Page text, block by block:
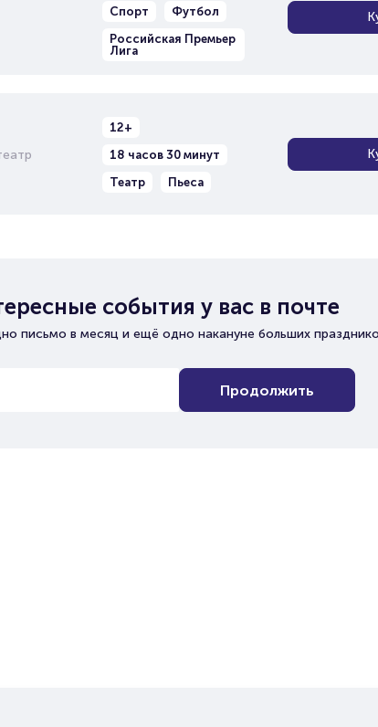
Спорт
Футбол
Российская Премьер
Лига
12+
18 часов 30 минут
Театр
Пьеса
события у вас в почте
письмо в месяц и ещё одно накануне больших
Продолжить